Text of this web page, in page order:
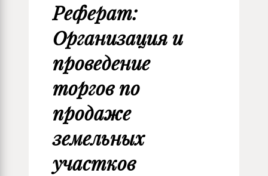
Реферат:
Организация и
проведение
торгов по
продаже
земельных
участков